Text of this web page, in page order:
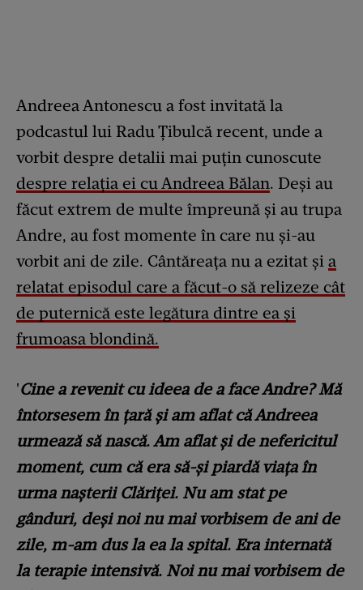
Andreea Antonescu a fost invitată la
podcastul lui Radu Țibulcă recent, unde a
vorbit despre detalii mai puțin cunoscute
despre relația ei cu Andreea Bălan. Deși au
făcut extrem de multe împreună și au trupa
Andre, au fost momente în care nu și-au
vorbit ani de zile. Cântăreața nu a ezitat și a
relatat episodul care a făcut-o să relizeze cât
de puternică este legătura dintre ea și
frumoasa blondină.
'Cine a revenit cu ideea de a face Andre? Mă
întorsesem în țară și am aflat că Andreea
urmează să nască. Am aflat și de nefericitul
moment, cum că era să-și piardă viața în
urma nașterii Clăriței. Nu am stat pe
gânduri, deși noi nu mai vorbisem de ani de
zile, m-am dus la ea la spital. Era internată
la terapie intensivă. Noi nu mai vorbisem de